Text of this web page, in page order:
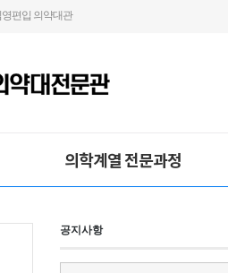
영편입 의약대관
의학계열 전문과정
공지사항